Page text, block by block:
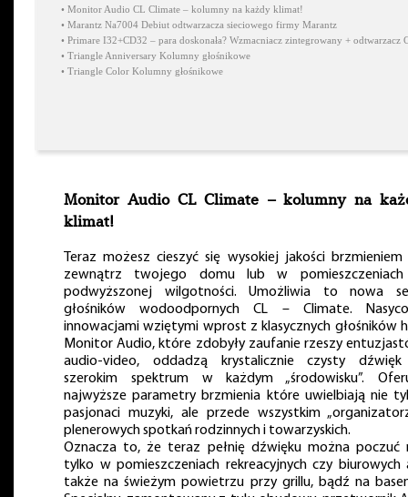
• Monitor Audio CL Climate – kolumny na każdy klimat!
• Marantz Na7004 Debiut odtwarzacza sieciowego firmy Marantz
• Primare I32+CD32 – para doskonała? Wzmacniacz zintegrowany + odtwarzacz
• Triangle Anniversary Kolumny głośnikowe
• Triangle Color Kolumny głośnikowe
Monitor Audio CL Climate – kolumny na
klimat!
Teraz możesz cieszyć się wysokiej jakości brzmieniem
zewnątrz twojego domu lub w
podwyższonej wilgotności. Umożliwia to nowa
głośników wodoodpornych CL – Climate.
innowacjami wziętymi wprost z klasycznych głośników
Monitor Audio, które zdobyły zaufanie rzeszy
audio-video, oddadzą krystalicznie czysty
szerokim spektrum w każdym „środowisku”.
najwyższe parametry brzmienia które uwielbiają nie
pasjonaci muzyki, ale przede wszystkim
plenerowych spotkań rodzinnych i towarzyskich.
Oznacza to, że teraz pełnię dźwięku można poczuć
tylko w pomieszczeniach rekreacyjnych czy biurowych
także na świeżym powietrzu przy grillu, bądź na